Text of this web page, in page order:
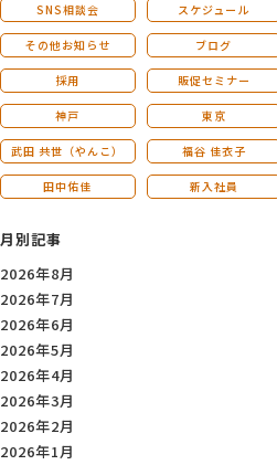
SNS相談会 スケジュール
その他お知らせ ブログ
採用 販促セミナー
神戸 東京
武田 共世（やんこ） 福谷 佳衣子
田中佑佳 新入社員
月別記事
2026年8月
2026年7月
2026年6月
2026年5月
2026年4月
2026年3月
2026年2月
2026年1月